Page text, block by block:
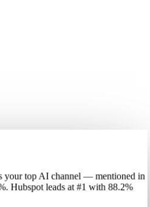
your top AI channel — mentioned in
. Hubspotleads at #1 with 88.2%